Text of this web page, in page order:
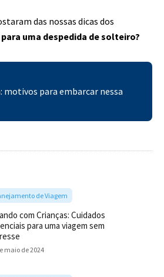
das nossas dicas dos
uma despedida de solteiro?
motivos para embarcar nessa
de Viagem
com Crianças: Cuidados
para uma viagem sem
maio de 2024